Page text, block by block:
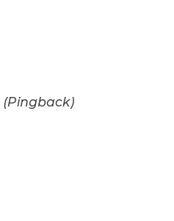
(Pingback)